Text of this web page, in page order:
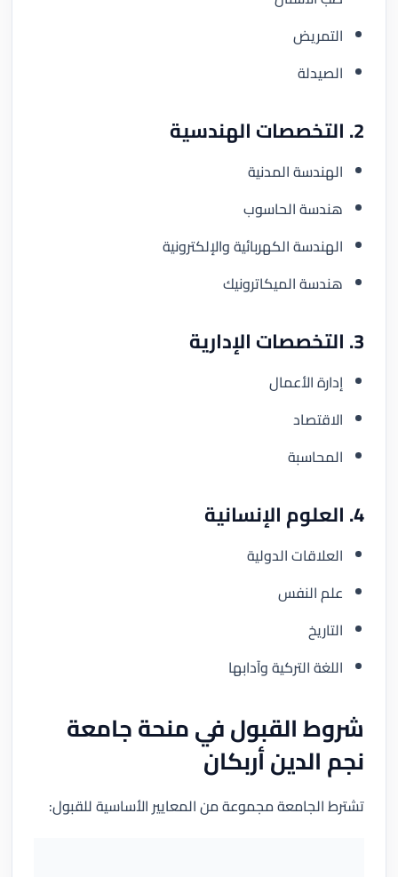
التمريض
الصيدلة
2. التخصصات الهندسية
الهندسة المدنية
هندسة الحاسوب
الهندسة الكهربائية والإلكترونية
هندسة الميكاترونيك
3. التخصصات الإدارية
إدارة الأعمال
الاقتصاد
المحاسبة
4. العلوم الإنسانية
العلاقات الدولية
علم النفس
التاريخ
اللغة التركية وآدابها
شروط القبول في منحة جامعة
نجم الدين أربكان
تشترط الجامعة مجموعة من المعايير الأساسية للقبول: